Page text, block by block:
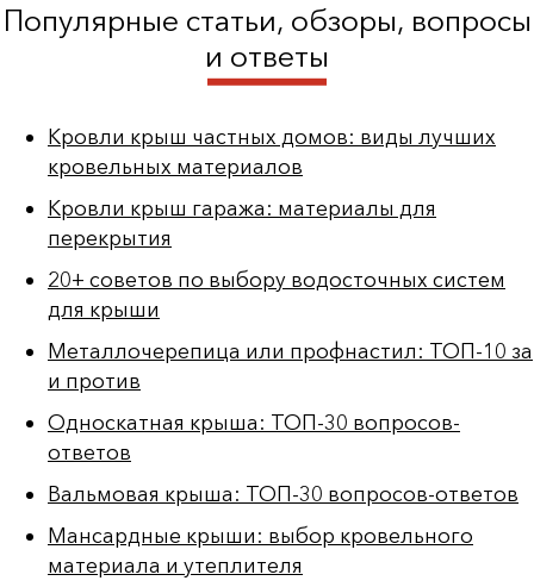
Популярные статьи, обзоры, вопросы
и ответы
Кровли крыш частных домов: виды лучших
кровельных материалов
Кровли крыш гаража: материалы для
перекрытия
20+ советов по выбору водосточных систем
для крыши
Металлочерепица или профнастил: ТОП-10 за
и против
Односкатная крыша: ТОП-30 вопросов-
ответов
Вальмовая крыша: ТОП-30 вопросов-ответов
Мансардные крыши: выбор кровельного
материала и утеплителя